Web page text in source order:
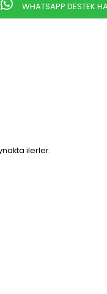
WHATSAPP DESTEK
ilerler.